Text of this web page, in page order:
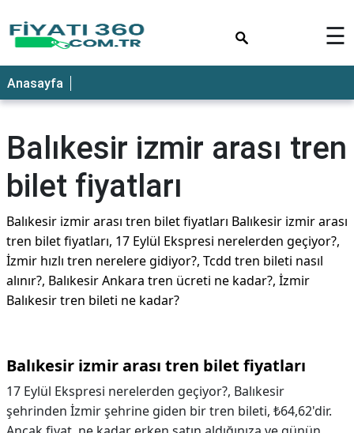
☰
Anasayfa
Balıkesir izmir arası tren
bilet fiyatları
Balıkesir izmir arası tren bilet fiyatları Balıkesir izmir arası
tren bilet fiyatları, 17 Eylül Ekspresi nerelerden geçiyor?,
İzmir hızlı tren nerelere gidiyor?, Tcdd tren bileti nasıl
alınır?, Balıkesir Ankara tren ücreti ne kadar?, İzmir
Balıkesir tren bileti ne kadar?
Balıkesir izmir arası tren bilet fiyatları
17 Eylül Ekspresi nerelerden geçiyor?, Balıkesir
şehrinden İzmir şehrine giden bir tren bileti, ₺64,62'dir.